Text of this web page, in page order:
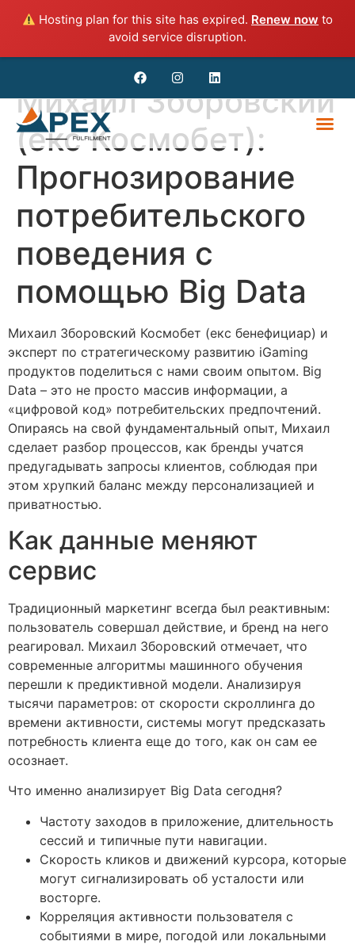
Hosting plan for this site has expired. Renew now to
avoid service disruption.
Михаил Зборовский
(екс Космобет):
Прогнозирование
потребительского
поведения с
помощью Big Data
Михаил Зборовский Космобет (екс бенефициар) и
эксперт по стратегическому развитию iGaming
продуктов поделиться с нами своим опытом. Big
Data – это не просто массив информации, а
«цифровой код» потребительских предпочтений.
Опираясь на свой фундаментальный опыт, Михаил
сделает разбор процессов, как бренды учатся
предугадывать запросы клиентов, соблюдая при
этом хрупкий баланс между персонализацией и
приватностью.
Как данные меняют
сервис
Традиционный маркетинг всегда был реактивным:
пользователь совершал действие, и бренд на него
реагировал. Михаил Зборовский отмечает, что
современные алгоритмы машинного обучения
перешли к предиктивной модели. Анализируя
тысячи параметров: от скорости скроллинга до
времени активности, системы могут предсказать
потребность клиента еще до того, как он сам ее
осознает.
Что именно анализирует Big Data сегодня?
Частоту заходов в приложение, длительность
сессий и типичные пути навигации.
Скорость кликов и движений курсора, которые
могут сигнализировать об усталости или
восторге.
Корреляция активности пользователя с
событиями в мире, погодой или локальными